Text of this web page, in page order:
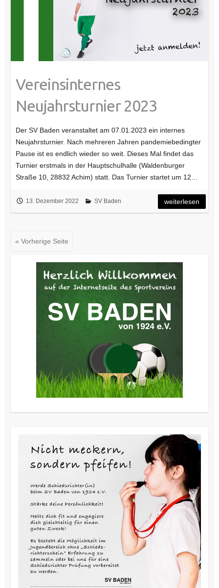
Vereinsinternes
Neujahrsturnier 2023
Der SV Baden veranstaltet am 07.01.2023 ein internes
Neujahrsturnier. Nach mehreren Jahren pandemiebedingter
Pause ist es endlich wieder so weit. Dieses Mal findet das
Turnier erstmals in der Hauptschulhalle (Waldenburger
Straße 10, 28832 Achim) statt. Das Turnier startet um 12…
13. Dezember 2022 SV Baden weiterlesen
« Vorherige Seite